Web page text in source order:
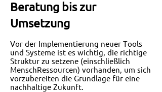
Beratung bis zur
Umsetzung
Vor der Implementierung neuer Tools
und Systeme ist es wichtig, die richtige
Struktur zu setzene (einschließlich
MenschRessourcen) vorhanden, um sich
vorzubereiten die Grundlage für eine
nachhaltige Zukunft.